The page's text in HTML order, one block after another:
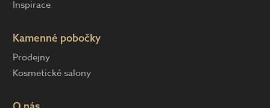
Inspirace
Kamenné pobočky
Prodejny
Kosmetické salony